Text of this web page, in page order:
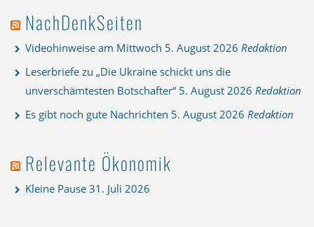
NachDenkSeiten
Videohinweise am Mittwoch 5. August 2026 Redaktion
Leserbriefe zu „Die Ukraine schickt uns die
unverschämtesten Botschafter“ 5. August 2026 Redaktion
Es gibt noch gute Nachrichten 5. August 2026 Redaktion
Relevante Ökonomik
Kleine Pause 31. Juli 2026